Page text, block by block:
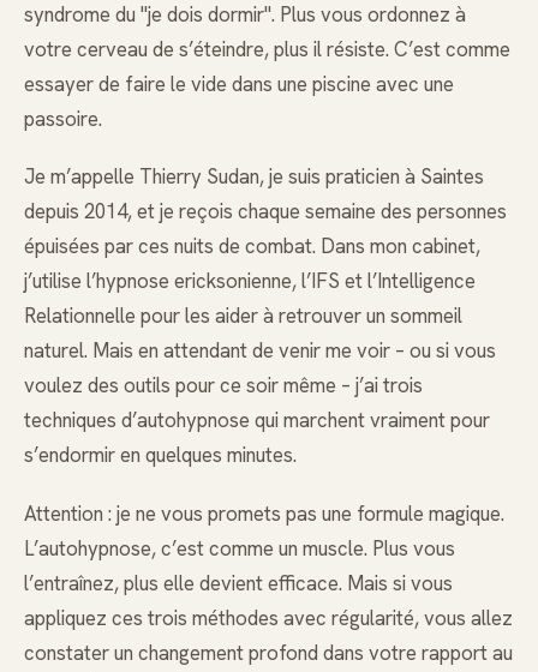
syndrome du "je dois dormir". Plus vous ordonnez à
votre cerveau de s’éteindre, plus il résiste. C’est comme
essayer de faire le vide dans une piscine avec une
passoire.
Je m’appelle Thierry Sudan, je suis praticien à Saintes
depuis 2014, et je reçois chaque semaine des personnes
épuisées par ces nuits de combat. Dans mon cabinet,
j’utilise l’hypnose ericksonienne, l’IFS et l’Intelligence
Relationnelle pour les aider à retrouver un sommeil
naturel. Mais en attendant de venir me voir – ou si vous
voulez des outils pour ce soir même – j’ai trois
techniques d’autohypnose qui marchent vraiment pour
s’endormir en quelques minutes.
Attention : je ne vous promets pas une formule magique.
L’autohypnose, c’est comme un muscle. Plus vous
l’entraînez, plus elle devient efficace. Mais si vous
appliquez ces trois méthodes avec régularité, vous allez
constater un changement profond dans votre rapport au